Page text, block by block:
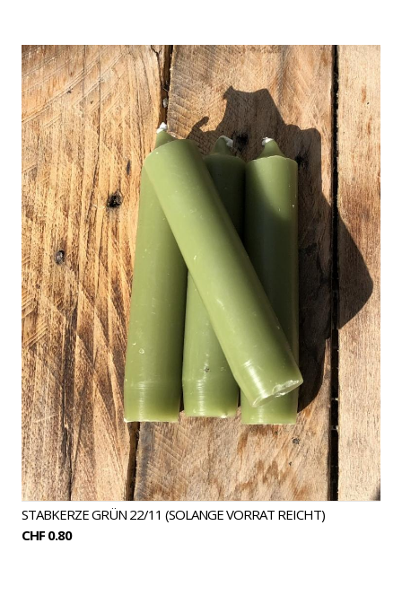
STABKERZE GRÜN 22/11 (SOLANGE VORRAT REICHT)
CHF 0.80